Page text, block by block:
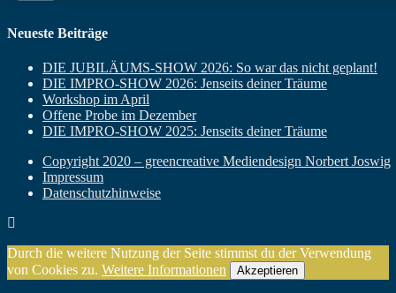
Neueste Beiträge
DIE JUBILÄUMS-SHOW 2026: So war das nicht geplant!
DIE IMPRO-SHOW 2026: Jenseits deiner Träume
Workshop im April
Offene Probe im Dezember
DIE IMPRO-SHOW 2025: Jenseits deiner Träume
Copyright 2020 – greencreative Mediendesign Norbert Joswig
Impressum
Datenschutzhinweise
Durch die weitere Nutzung der Seite stimmst du der Verwendung
von Cookies zu. Weitere Informationen Akzeptieren